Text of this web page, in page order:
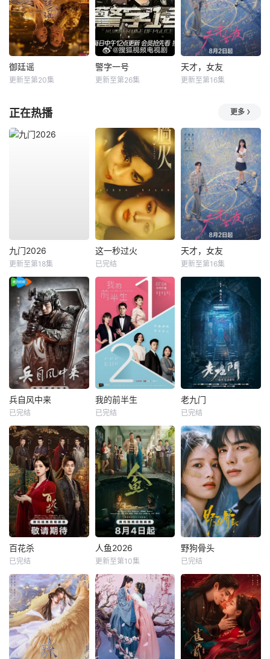
御廷谣
更新至第20集
警字一号
更新至第26集
天才，女友
更新至第16集
正在热播 更多
九门2026
更新至第18集
这一秒过火
已完结
天才，女友
更新至第16集
兵自风中来
已完结
我的前半生
已完结
老九门
已完结
百花杀
已完结
人鱼2026
更新至第10集
野狗骨头
已完结